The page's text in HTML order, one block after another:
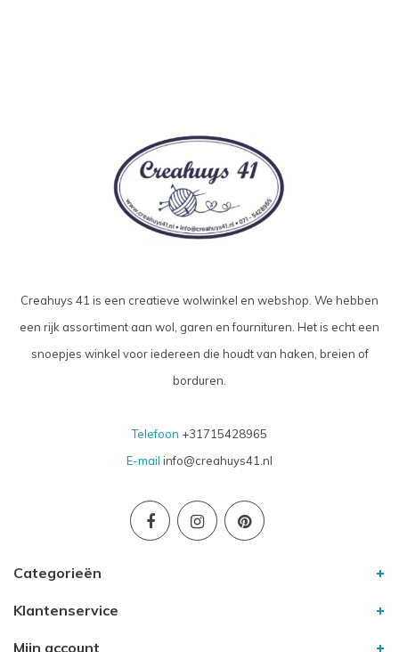
Creahuys 41 is een creatieve wolwinkel en webshop. We hebben
een rijk assortiment aan wol, garen en fournituren. Het is echt een
snoepjes winkel voor iedereen die houdt van haken, breien of
borduren.
Telefoon +31715428965
E-mail info@creahuys41.nl
Categorieën
Klantenservice
Mijn account